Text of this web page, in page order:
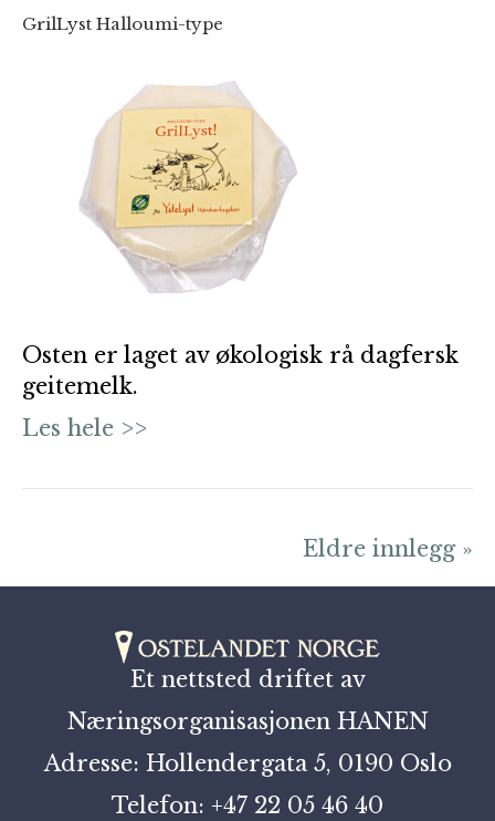
GrilLyst Halloumi-type
Osten er laget av økologisk rå dagfersk
geitemelk.
Les hele >>
Eldre innlegg »
Et nettsted driftet av
Næringsorganisasjonen HANEN
Adresse: Hollendergata 5, 0190 Oslo
Telefon: +47 22 05 46 40